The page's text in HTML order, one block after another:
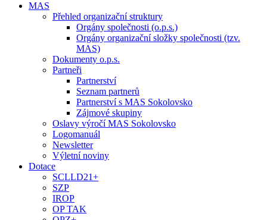
MAS
Přehled organizační struktury
Orgány společnosti (o.p.s.)
Orgány organizační složky společnosti (tzv.
MAS)
Dokumenty o.p.s.
Partneři
Partnerství
Seznam partnerů
Partnerství s MAS Sokolovsko
Zájmové skupiny
Oslavy výročí MAS Sokolovsko
Logomanuál
Newsletter
Výletní noviny
Dotace
SCLLD21+
SZP
IROP
OP TAK